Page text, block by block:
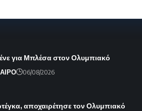
για Μπλέσα στον Ολυμπιακό
06/08/2026
αποχαιρέτησε τον Ολυμπιακό